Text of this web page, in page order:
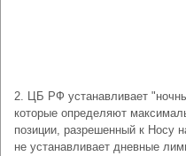
2. ЦБ РФ устанавливает
которые определяют
позиции, разрешенный к
не устанавливает дневные